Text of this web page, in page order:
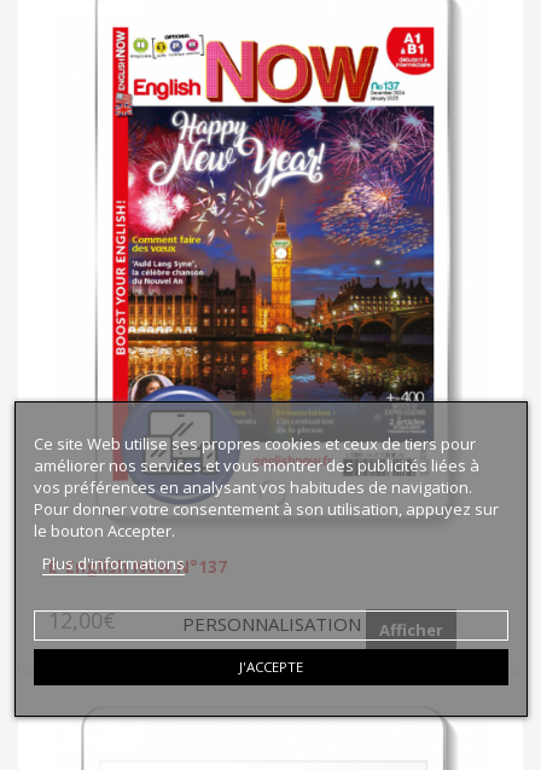
E-English Now N°137
12,00€ Afficher
Ce site Web utilise ses propres cookies et ceux de tiers pour
améliorer nos services et vous montrer des publicités liées à
vos préférences en analysant vos habitudes de navigation.
Pour donner votre consentement à son utilisation, appuyez sur
le bouton Accepter.
Plus d'informations
PERSONNALISATION
J'ACCEPTE